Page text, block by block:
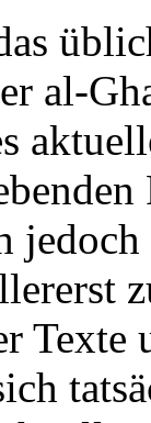
al-
Texte